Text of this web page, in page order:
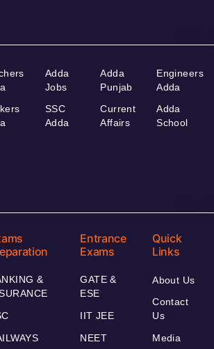
Adda
Jobs
SSC
Adda
Adda
Punjab
Current
Affairs
Engineers
Adda
Adda
School
&
Entrance
Exams
GATE &
ESE
IIT JEE
NEET
Quick
Links
About Us
Contact
Us
Media